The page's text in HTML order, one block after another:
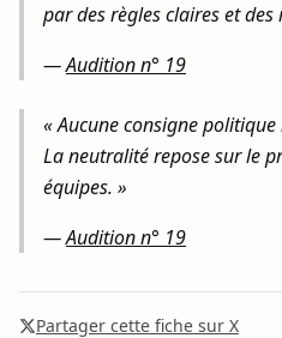
par des règles claires et des
—Audition n° 19
« Aucune consigne politique
La neutralité repose sur le
équipes. »
—Audition n° 19
Partager cette fiche sur X